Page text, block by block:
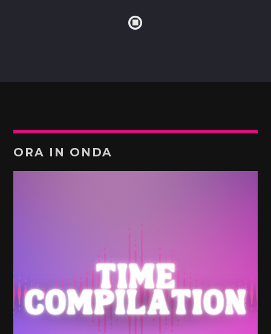
ORA IN ONDA